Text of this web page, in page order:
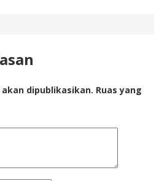
dipublikasikan. Ruas yang